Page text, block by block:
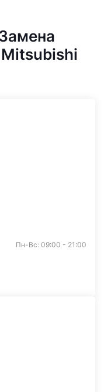
Mitsubishi
Пн-Вс: 09:00 - 21:00